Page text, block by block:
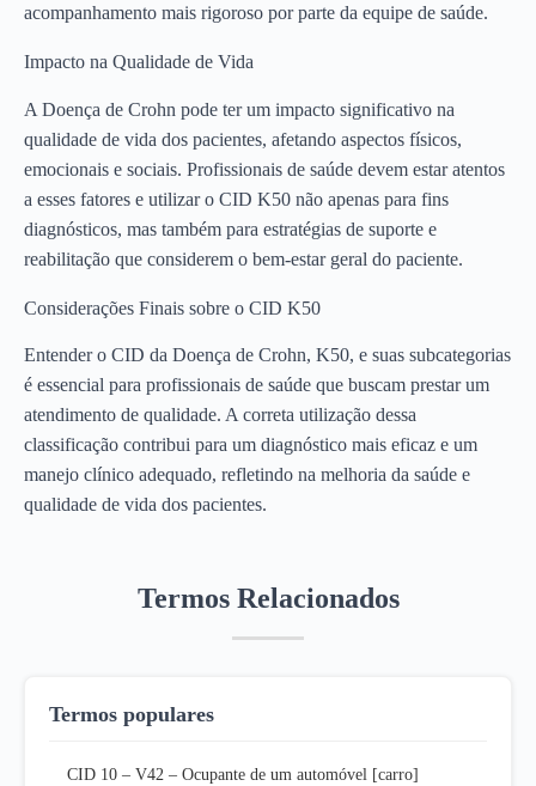
acompanhamento mais rigoroso por parte da equipe de saúde.
Impacto na Qualidade de Vida
A Doença de Crohn pode ter um impacto significativo na
qualidade de vida dos pacientes, afetando aspectos físicos,
emocionais e sociais. Profissionais de saúde devem estar atentos
a esses fatores e utilizar o CID K50 não apenas para fins
diagnósticos, mas também para estratégias de suporte e
reabilitação que considerem o bem-estar geral do paciente.
Considerações Finais sobre o CID K50
Entender o CID da Doença de Crohn, K50, e suas subcategorias
é essencial para profissionais de saúde que buscam prestar um
atendimento de qualidade. A correta utilização dessa
classificação contribui para um diagnóstico mais eficaz e um
manejo clínico adequado, refletindo na melhoria da saúde e
qualidade de vida dos pacientes.
Termos Relacionados
Termos populares
CID 10 – V42 – Ocupante de um automóvel [carro]